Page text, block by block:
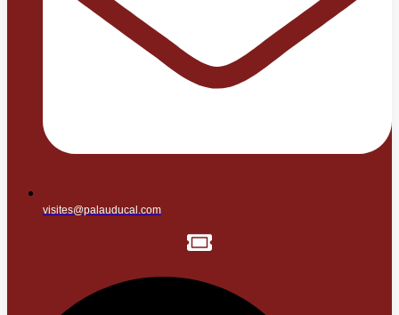
visites@palauducal.com